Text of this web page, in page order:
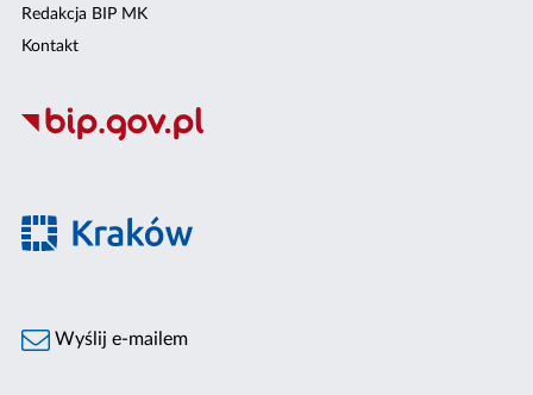
Redakcja BIP MK
Kontakt
Wyślij e-mailem